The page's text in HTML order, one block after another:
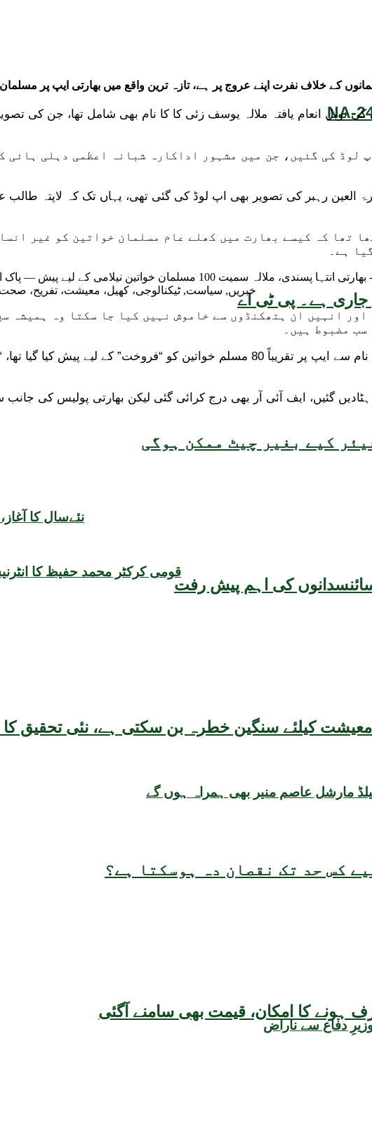
NA-
جاری ہے۔ پی ٹی اے
کیے بغیر چیٹ ممکن ہوگی
سائنسدانوں کی اہم پیش رفت
کس حد تک نقصان دہ ہوسکتا ہے؟
کے خلاف نفرت اپنے عروج پر ہے، تازہ ترین واقع میں بھارتی ایپ پر مسلمان
نوبل انعام یافتہ ملالہ یوسف زئی کا کا نام بھی شامل تھا، جن کی
خواتین کی تصاویر اپ لوڈ کی گئیں، جن میں مشہور اداکارہ شبانہ اعظمی
تھا کہ کیسے بھارت میں کھلے عام مسلمان خواتین کو غیر
ہے۔
انہیں ان ہتھکنڈوں سے خاموش نہیں کیا جا سکتا وہ ہمیشہ
مضبوط ہیں۔
بھارت میں ایسا پہلی بار نہیں ہوا، اس سے پہلے جولائی میں “سلی ڈیلز” کے نام سے ایپ پر تقریباً 80 مسلم
گئیں، ایف آئی آر بھی درج کرائی گئی لیکن بھارتی پولیس کی
نئےسال کا آغاز، ایک دن
قومی کرکٹر محمد حفیظ کا
مارشل عاصم منیر بھی ہمراہ ہوں گے
دفاع سے ناراض